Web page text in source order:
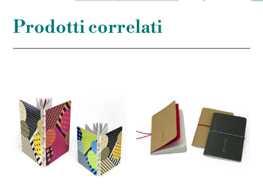
Prodotti correlati